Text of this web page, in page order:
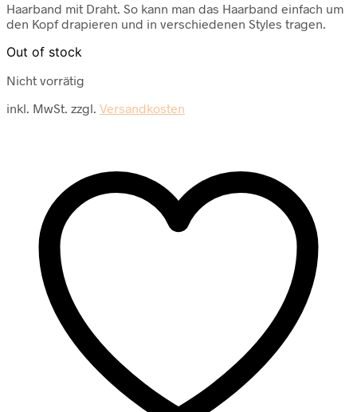
Haarband mit Draht. So kann man das Haarband einfach um
den Kopf drapieren und in verschiedenen Styles tragen.
Out of stock
Nicht vorrätig
inkl. MwSt. zzgl. Versandkosten